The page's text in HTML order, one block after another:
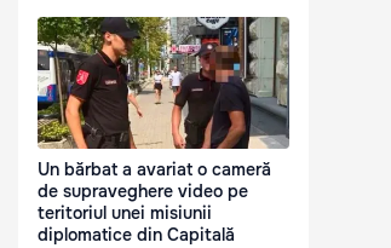
Un bărbat a avariat o cameră
de supraveghere video pe
teritoriul unei misiunii
diplomatice din Capitală